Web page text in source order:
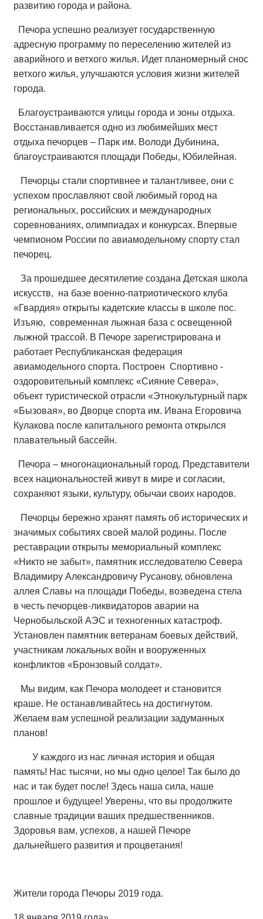
развитию города и района.
Печора успешно реализует государственную
адресную программу по переселению жителей из
аварийного и ветхого жилья. Идет планомерный снос
ветхого жилья, улучшаются условия жизни жителей
города.
Благоустраиваются улицы города и зоны отдыха.
Восстанавливается одно из любимейших мест
отдыха печорцев – Парк им. Володи Дубинина,
благоустраиваются площади Победы, Юбилейная.
Печорцы стали спортивнее и талантливее, они с
успехом прославляют свой любимый город на
региональных, российских и международных
соревнованиях, олимпиадах и конкурсах. Впервые
чемпионом России по авиамодельному спорту стал
печорец.
За прошедшее десятилетие создана Детская школа
искусств, на базе военно-патриотического клуба
«Гвардия» открыты кадетские классы в школе пос.
Изъяю, современная лыжная база с освещенной
лыжной трассой. В Печоре зарегистрирована и
работает Республиканская федерация
авиамодельного спорта. Построен Спортивно -
оздоровительный комплекс «Сияние Севера»,
объект туристической отрасли «Этнокультурный парк
«Бызовая», во Дворце спорта им. Ивана Егоровича
Кулакова после капитального ремонта открылся
плавательный бассейн.
Печора – многонациональный город. Представители
всех национальностей живут в мире и согласии,
сохраняют языки, культуру, обычаи своих народов.
Печорцы бережно хранят память об исторических и
значимых событиях своей малой родины. После
реставрации открыты мемориальный комплекс
«Никто не забыт», памятник исследователю Севера
Владимиру Александровичу Русанову, обновлена
аллея Славы на площади Победы, возведена стела
в честь печорцев-ликвидаторов аварии на
Чернобыльской АЭС и техногенных катастроф.
Установлен памятник ветеранам боевых действий,
участникам локальных войн и вооруженных
конфликтов «Бронзовый солдат».
Мы видим, как Печора молодеет и становится
краше. Не останавливайтесь на достигнутом.
Желаем вам успешной реализации задуманных
планов!
У каждого из нас личная история и общая
память! Нас тысячи, но мы одно целое! Так было до
нас и так будет после! Здесь наша сила, наше
прошлое и будущее! Уверены, что вы продолжите
славные традиции ваших предшественников.
Здоровья вам, успехов, а нашей Печоре
дальнейшего развития и процветания!
Жители города Печоры 2019 года.